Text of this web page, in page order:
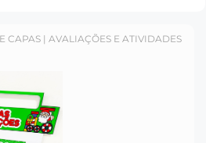
CAPAS | AVALIAÇÕES E ATIVIDADES